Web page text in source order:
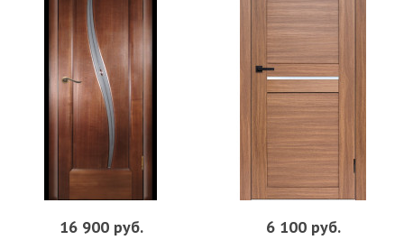
16 900 руб. 6 100 руб.